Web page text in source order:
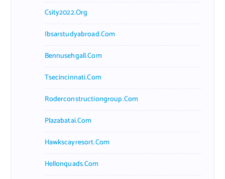
Csity2022.org
Ibsarstudyabroad.com
Bennusehgall.com
Tsecincinnati.com
Roderconstructiongroup.com
Plazabatai.com
Hawkscayresort.com
Hellonquads.com